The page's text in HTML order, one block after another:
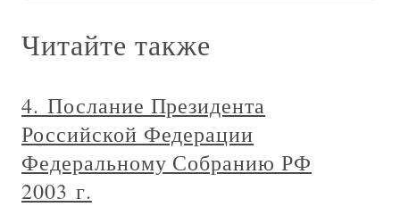
Читайте также
4. Послание Президента
Российской Федерации
Федеральному Собранию РФ
2003 г.